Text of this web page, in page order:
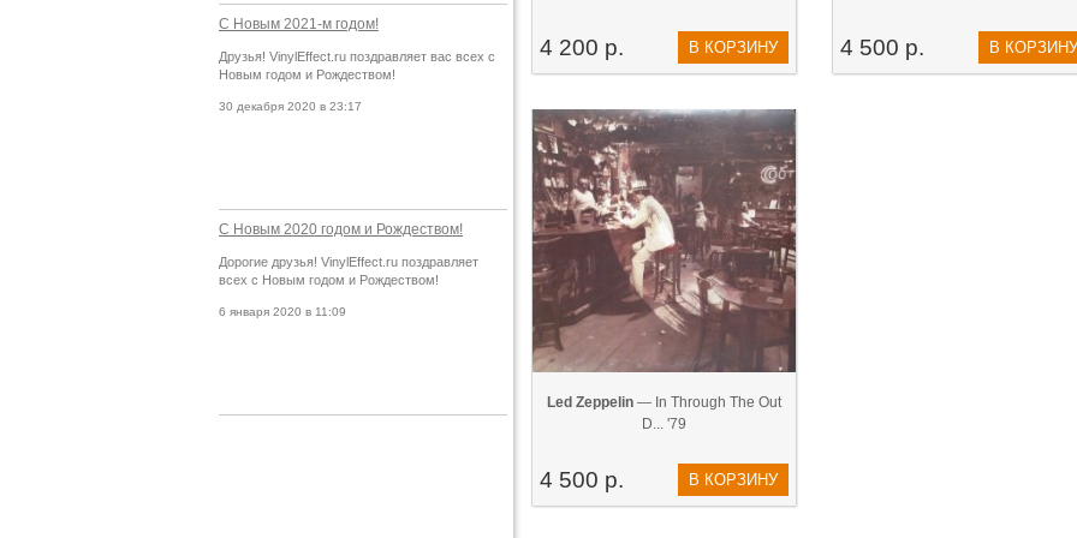
С Новым 2021-м годом!
Друзья! VinylEffect.ru поздравляет вас всех с
Новым годом и Рождеством!
30 декабря 2020 в 23:17
С Новым 2020 годом и Рождеством!
Дорогие друзья! VinylEffect.ru поздравляет
всех с Новым годом и Рождеством!
6 января 2020 в 11:09
4 200 р. В КОРЗИНУ 4 500 р. В КОРЗИНУ
Led Zeppelin — In Through The Out
D... '79
4 500 р. В КОРЗИНУ